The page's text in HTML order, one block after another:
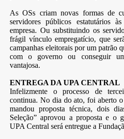
As OSs criam novas formas de
servidores públicos estatutários
empresa. Ou substituindo os
frágil vínculo empregatício, que
campanhas eleitorais por um patrão
com o governo ou conseguir
vantajosa.
ENTREGA DA UPA CENTRAL
Infelizmente o processo de
continua. No dia do ato, foi aberto
mandou proposta técnica, dois
Seleção” aprovou a proposta e o
UPA Central será entregue a